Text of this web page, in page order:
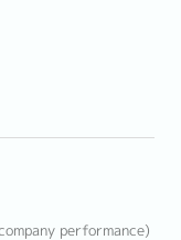
performance)